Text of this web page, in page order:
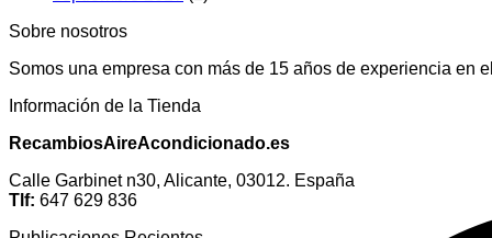
Sobre nosotros
Somos una empresa con más de 15 años de experiencia en
Información de la Tienda
RecambiosAireAcondicionado.es
Calle Garbinet n30, Alicante, 03012. España
Tlf: 647 629 836